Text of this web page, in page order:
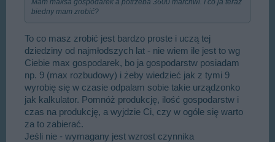
Mam maksa gospodarek a potrzeba 3600 marchwi. I co ja teraz
biedny mam zrobić?
To co masz zrobić jest bardzo proste i uczą tej
dziedziny od najmłodszych lat - nie wiem ile jest to wg
Ciebie max gospodarek, bo ja gospodarstw posiadam
np. 9 (max rozbudowy) i żeby wiedzieć jak z tymi 9
wyrobię się w czasie odpalam sobie takie urządzonko
jak kalkulator. Pomnóż produkcję, ilość gospodarstw i
czas na produkcję, a wyjdzie Ci, czy w ogóle się warto
za to zabierać.
Jeśli nie - wymagany jest wzrost czynnika